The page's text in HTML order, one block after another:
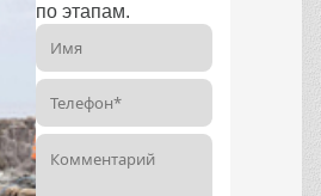
по этапам.